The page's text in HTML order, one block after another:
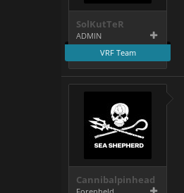
SolKutTeR
ADMIN
VRF Team
Cannibalpinhead